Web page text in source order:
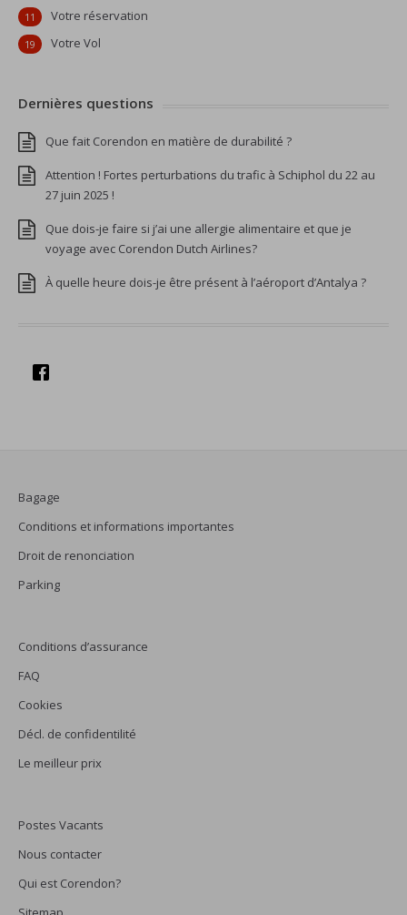
Votre réservation
11
Votre Vol
19
Dernières questions
Que fait Corendon en matière de durabilité ?
Attention ! Fortes perturbations du trafic à Schiphol du 22 au
27 juin 2025 !
Que dois-je faire si j’ai une allergie alimentaire et que je
voyage avec Corendon Dutch Airlines?
À quelle heure dois-je être présent à l’aéroport d’Antalya ?
Bagage
Conditions et informations importantes
Droit de renonciation
Parking
Conditions d’assurance
FAQ
Cookies
Décl. de confidentilité
Le meilleur prix
Postes Vacants
Nous contacter
Qui est Corendon?